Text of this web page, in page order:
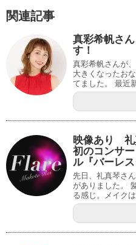
関連記事
真彩希帆さ
す！
真彩希帆さんが
大きくなったお
てました。 最近
映像あり 礼
初のコンサ
ル『バーレ
先日、礼真琴さ
がありました。
る感じ。メイク